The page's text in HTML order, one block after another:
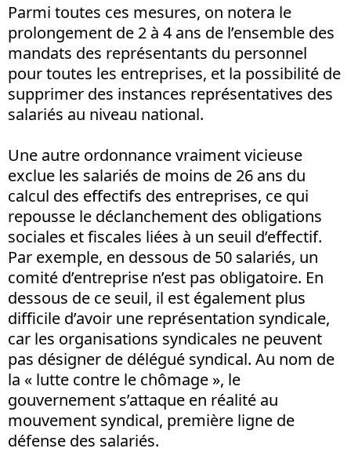
Parmi toutes ces mesures, on notera le
prolongement de 2 à 4 ans de l’ensemble des
mandats des représentants du personnel
pour toutes les entreprises, et la possibilité de
supprimer des instances représentatives des
salariés au niveau national.
Une autre ordonnance vraiment vicieuse
exclue les salariés de moins de 26 ans du
calcul des effectifs des entreprises, ce qui
repousse le déclanchement des obligations
sociales et fiscales liées à un seuil d’effectif.
Par exemple, en dessous de 50 salariés, un
comité d’entreprise n’est pas obligatoire. En
dessous de ce seuil, il est également plus
difficile d’avoir une représentation syndicale,
car les organisations syndicales ne peuvent
pas désigner de délégué syndical. Au nom de
la « lutte contre le chômage », le
gouvernement s’attaque en réalité au
mouvement syndical, première ligne de
défense des salariés.